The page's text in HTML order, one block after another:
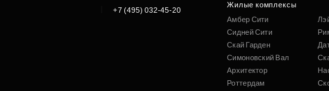
+7 (495) 032-45-20
Жилые комплексы
Амбер Сити
Сидней Сити
Скай Гарден
Симоновский Вал
Архитектор
Роттердам